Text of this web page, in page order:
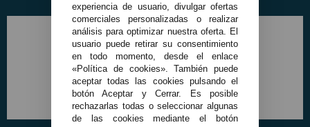
experiencia de usuario, divulgar ofertas
comerciales personalizadas o realizar
análisis para optimizar nuestra oferta. El
usuario puede retirar su consentimiento
en todo momento, desde el enlace
«Política de cookies». También puede
aceptar todas las cookies pulsando el
botón Aceptar y Cerrar. Es posible
rechazarlas todas o seleccionar algunas
de las cookies mediante el botón